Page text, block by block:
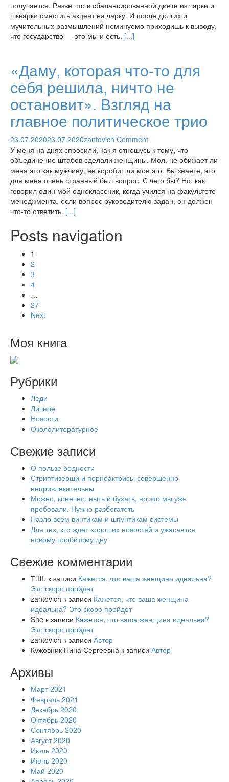
получается. Разве что в сбалансированной диете из чарки и
шкварки сместить акцент на чарку. И после долгих и
мучительных размышлений неминуемо приходишь к выводу,
что государство — это мы и есть. [...]
«Даму, которая что-то для
себя решила, ничто не
остановит». Взгляд на
главное политическое трио
23.07.202023.07.2020zantovich Comment
У меня на днях спросили, как я отношусь к тому, что
объединение штабов сделали женщины. Мол, не обижает ли
меня это как мужчину, не коробит ли мое эго. Вы знаете, это
для меня очень странный был вопрос. С чего бы? Но, как
говорил один мой одноклассник, когда учился на факультете
менеджмента, если вопрос руководителю задан, он должен
что-то ответить. [...]
Posts navigation
1
2
3
4
…
27
Next
Моя книга
Рубрики
Леди
Личное
Новости
Окололитературное
Свежие записи
О пользе бедности
Стриптизерши и порноактрисы совершенно
непривлекательны
Можно, конечно, ныть и бухать, но это мы уже
пробовали. Нужно разбогатеть
Назло всем винтикам и шпунтикам системы
Для тех, кто ждет хороших новостей и ужасается
новому пробитому дну
Свежие комментарии
Т.Ш. к записи Кажется, что ваша женщина идеальна?
Это скоро пройдет
zantovich к записи Кажется, что ваша женщина
идеальна? Это скоро пройдет
She к записи Кажется, что ваша женщина идеальна?
Это скоро пройдет
zantovich к записи Автор
Кужовник Нина Сергеевна к записи Автор
Архивы
Март 2021
Февраль 2021
Декабрь 2020
Октябрь 2020
Сентябрь 2020
Август 2020
Июль 2020
Июнь 2020
Май 2020